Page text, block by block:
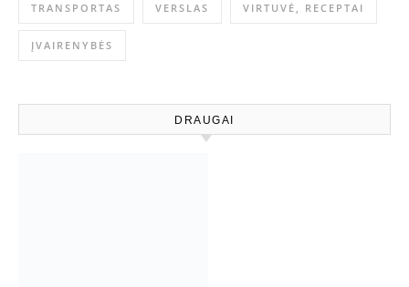
TRANSPORTAS VERSLAS VIRTUVĖ, RECEPTAI
ĮVAIRENYBĖS
DRAUGAI